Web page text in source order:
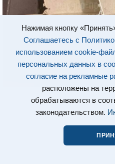
Нажимая кнопку
Соглашаетесь с
использованием cookie-
персональных данных в
согласие на рекламные
расположены на
обрабатываются в
законодательством.